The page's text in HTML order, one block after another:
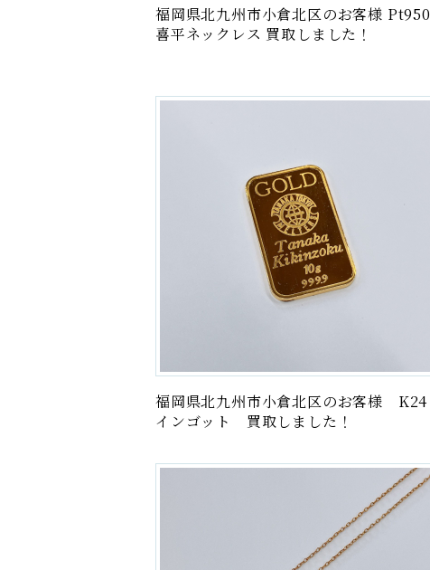
福岡県北九州市小倉北区のお客様 Pt950
喜平ネックレス 買取しました！
福岡県北九州市小倉北区のお客様 K24
インゴット 買取しました！